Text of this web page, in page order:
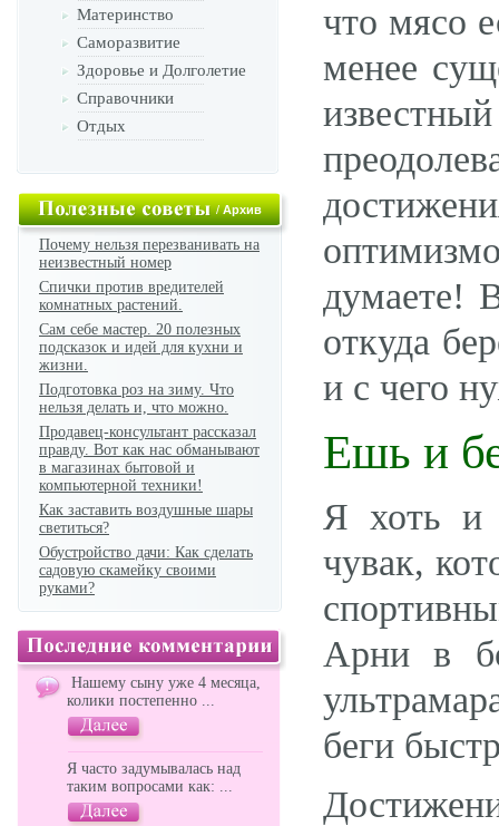
Материнство
Саморазвитие
Здоровье и Долголетие
Справочники
Отдых
/Архив
Почему нельзя перезванивать на
неизвестный номер
Спички против вредителей
комнатных растений.
Сам себе мастер. 20 полезных
подсказок и идей для кухни и
жизни.
Подготовка роз на зиму. Что
нельзя делать и, что можно.
Продавец-консультант рассказал
правду. Вот как нас обманывают
в магазинах бытовой и
компьютерной техники!
Как заставить воздушные шары
светиться?
Обустройство дачи: Как сделать
садовую скамейку своими
руками?
Нашему сыну уже 4 месяца,
колики постепенно ...
Я часто задумывалась над
таким вопросами как: ...
что мясо
менее
думаете!
откуда
и с чего
Ешь и
Я хоть и
чувак,
Арни в
беги